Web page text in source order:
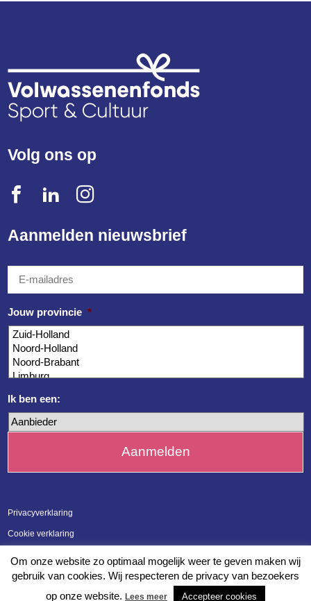
Volg ons op
Aanmelden nieuwsbrief
mailadres *
Jouw provincie *
Ik ben een:
Privacyverklaring
Cookie verklaring
Om onze website zo optimaal mogelijk weer te geven maken wij
gebruik van cookies. Wij respecteren de privacy van bezoekers
op onze website. Lees meer Accepteer cookies